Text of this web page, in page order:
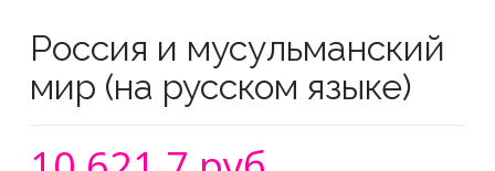
Россия и мусульманский
мир (на русском языке)